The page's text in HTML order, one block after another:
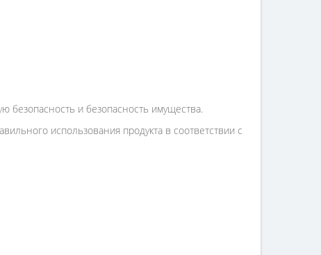
безопасность и безопасность имущества.
использования продукта в соответствии с